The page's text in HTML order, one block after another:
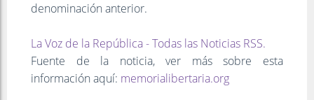
denominación anterior.
La Voz de la República - Todas las Noticias RSS.
Fuente de la noticia, ver más sobre esta
información aquí: memorialibertaria.org